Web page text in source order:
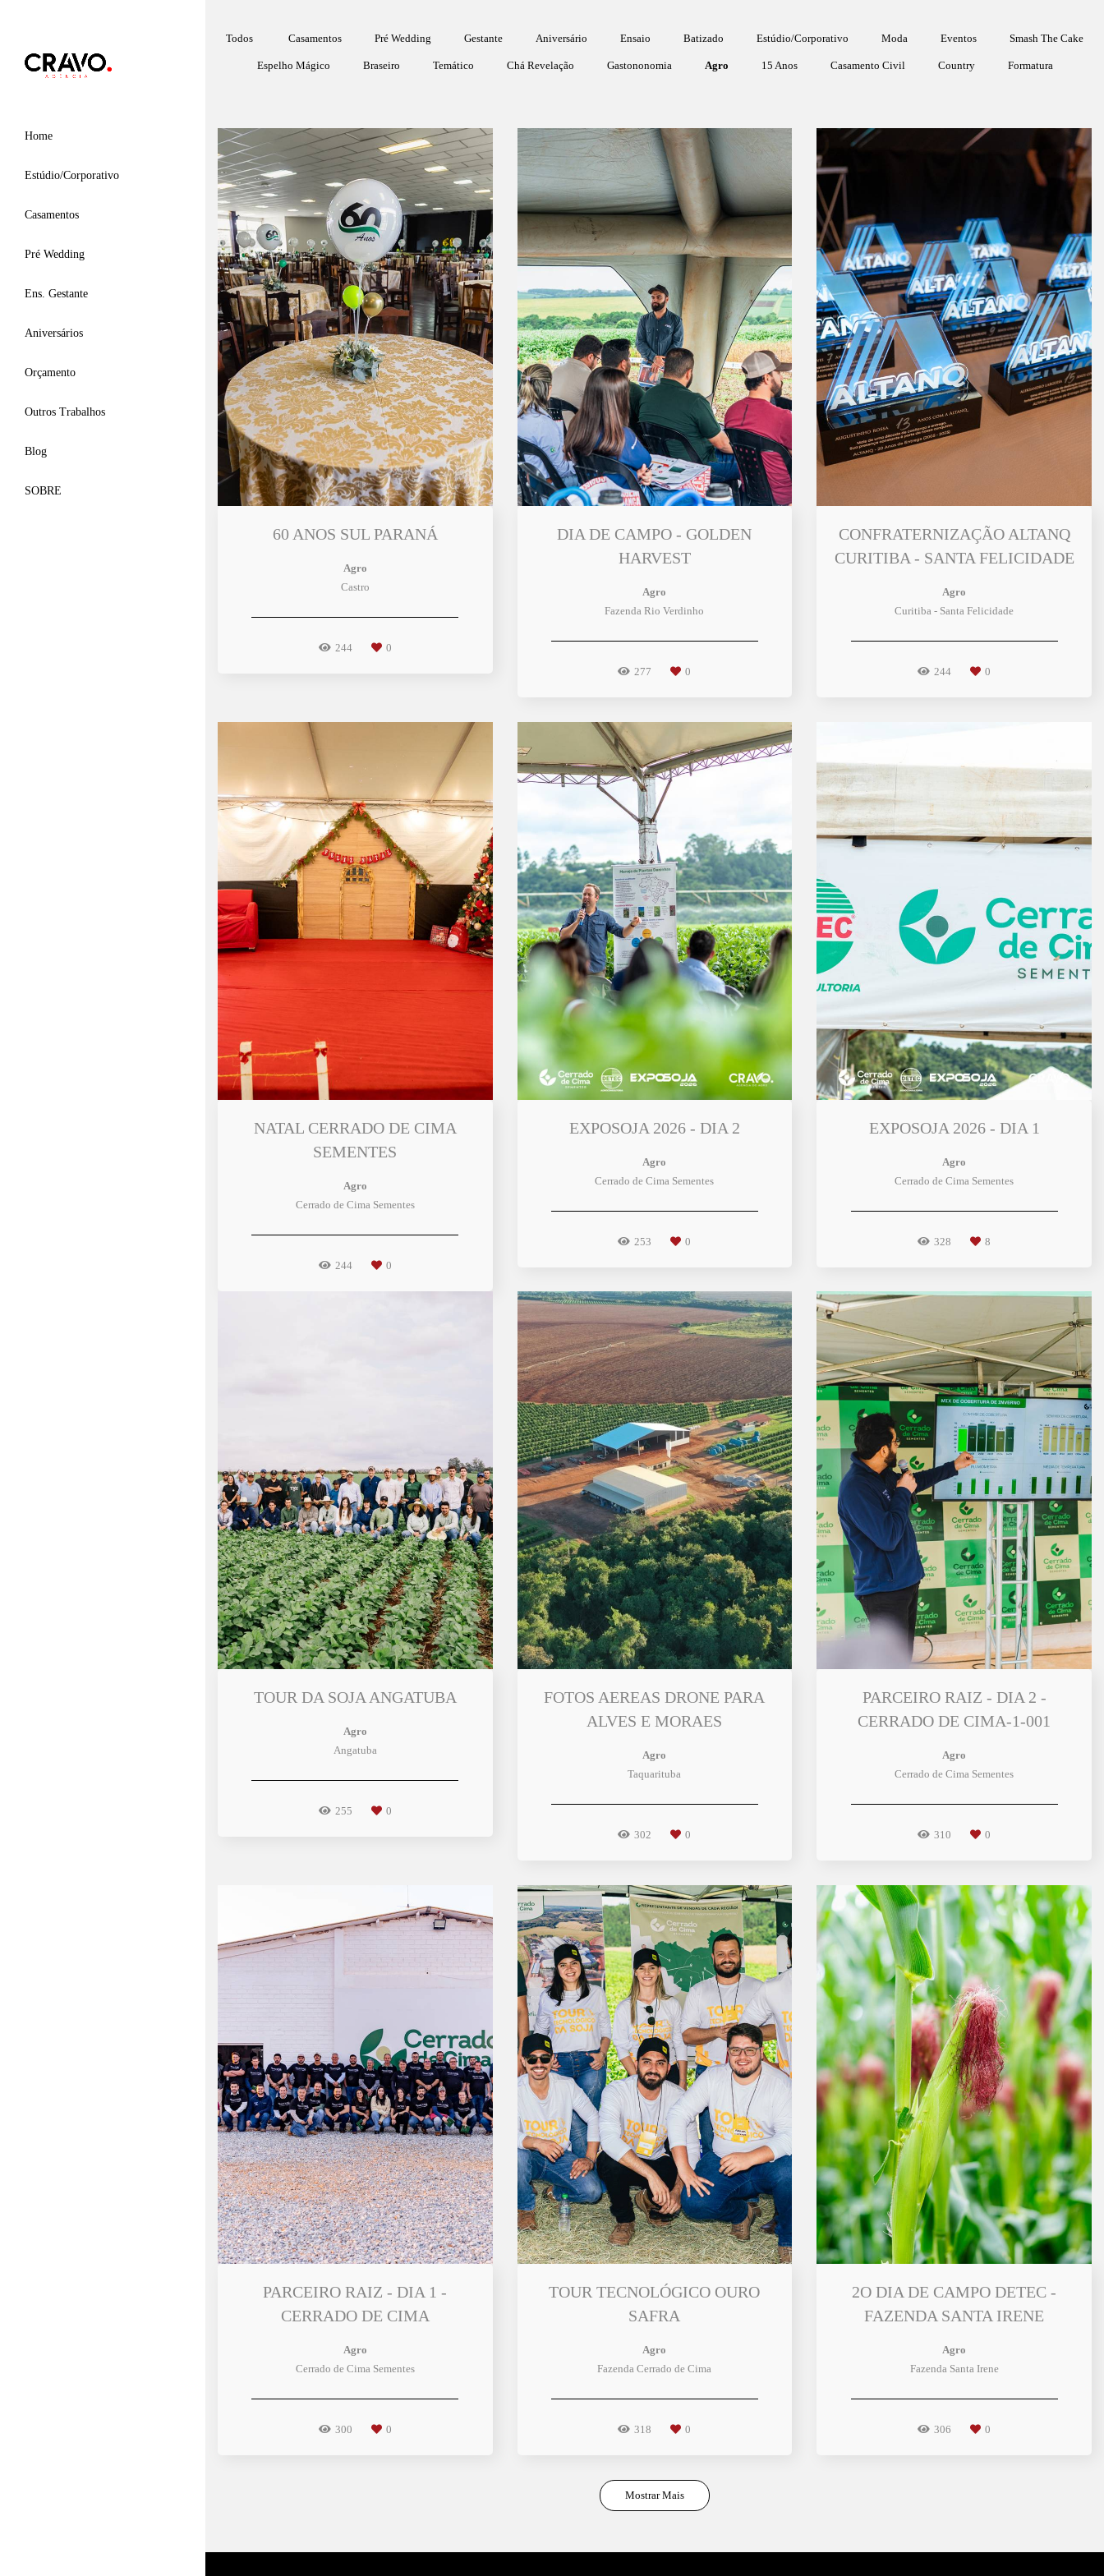
Home
Estúdio/Corporativo
Casamentos
Pré Wedding
Ens. Gestante
Aniversários
Orçamento
Outros Trabalhos
Blog
SOBRE
Todos Casamentos Pré Wedding Gestante Aniversário Ensaio Batizado Estúdio/Corporativo Moda Eventos Smash The Cake
Espelho Mágico Braseiro Temático Chá Revelação Gastononomia Agro 15 Anos Casamento Civil Country Formatura
60 ANOS SUL PARANÁ
Agro
Castro
244 0
DIA DE CAMPO - GOLDEN
HARVEST
Agro
Fazenda Rio Verdinho
277 0
CONFRATERNIZAÇÃO ALTANQ
CURITIBA - SANTA FELICIDADE
Agro
Curitiba - Santa Felicidade
244 0
NATAL CERRADO DE CIMA
SEMENTES
Agro
Cerrado de Cima Sementes
244 0
EXPOSOJA 2026 - DIA 2
Agro
Cerrado de Cima Sementes
253 0
EXPOSOJA 2026 - DIA 1
Agro
Cerrado de Cima Sementes
328 8
TOUR DA SOJA ANGATUBA
Agro
Angatuba
255 0
FOTOS AEREAS DRONE PARA
ALVES E MORAES
Agro
Taquarituba
302 0
PARCEIRO RAIZ - DIA 2 -
CERRADO DE CIMA-1-001
Agro
Cerrado de Cima Sementes
310 0
PARCEIRO RAIZ - DIA 1 -
CERRADO DE CIMA
Agro
Cerrado de Cima Sementes
300 0
TOUR TECNOLÓGICO OURO
SAFRA
Agro
Fazenda Cerrado de Cima
318 0
2O DIA DE CAMPO DETEC -
FAZENDA SANTA IRENE
Agro
Fazenda Santa Irene
306 0
Mostrar Mais